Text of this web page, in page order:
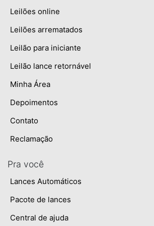
Leilões online
Leilões arrematados
Leilão para iniciante
Leilão lance retornável
Minha Área
Depoimentos
Contato
Reclamação
Pra você
Lances Automáticos
Pacote de lances
Central de ajuda